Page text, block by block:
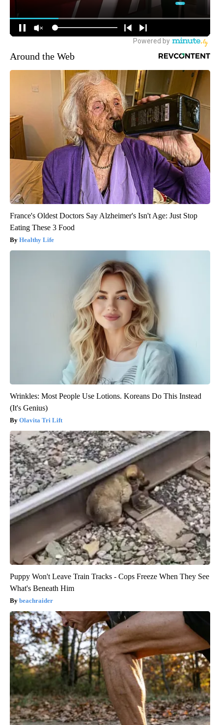
Around the Web
France's Oldest Doctors Say Alzheimer's Isn't Age: Just Stop
Eating These 3 Food
Healthy Life
Wrinkles: Most People Use Lotions. Koreans Do This Instead
(It's Genius)
Olavita Tri Lift
Puppy Won't Leave Train Tracks - Cops Freeze When They See
What's Beneath Him
beachraider